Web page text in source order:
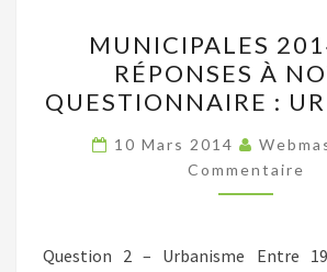
2014,
LES
À
NOTRE
MUNICIPALES
RÉPONSES À
QUESTIONNAIRE :
10 Mars 2014
Commentaire
Question 2 – Urbanisme Entre